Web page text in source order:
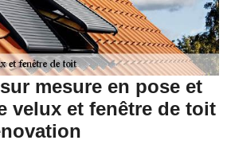
mesure en pose et
velux et fenêtre de toit